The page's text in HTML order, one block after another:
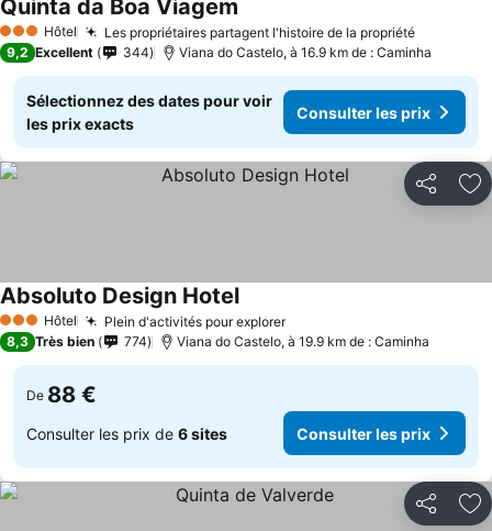
3 ÉtoilesHôtel Les propriétaires partagent l'histoire de la propriété
Quinta da Boa Viagem
9,2 Excellent 344 Viana do Castelo, à 16.9 km de : Caminha
Sélectionnez des dates pour voir
les prix exacts
Consulter les prix
Partager
3 ÉtoilesHôtel Plein d'activités pour explorerConsulter les prix
Absoluto Design HotelConsulter les prix
8,3 Très bien 774 Viana do Castelo, à 19.9 km de : Caminha
De 88 €
Consulter les prix de 6 sites Consulter les prix
Partager